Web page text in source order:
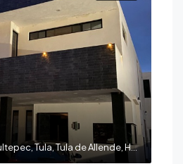
San Lorenzo, Chapultepec, Tula, Tula de Allende, Hidalgo, 42808, México